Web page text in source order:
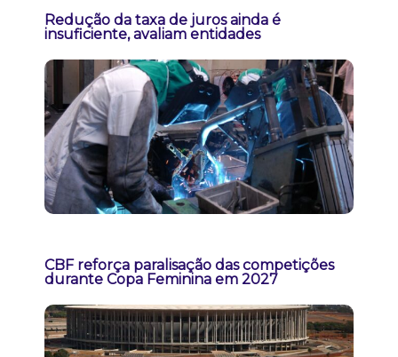
Redução da taxa de juros ainda é
insuficiente, avaliam entidades
CBF reforça paralisação das competições
durante Copa Feminina em 2027